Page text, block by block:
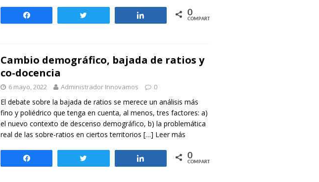
Compartir 0
COMPARTIR
Cambio demográfico, bajada de ratios y
co-docencia
6 mayo, 2022 Administrador Innovamos 0
El debate sobre la bajada de ratios se merece un análisis más
fino y poliédrico que tenga en cuenta, al menos, tres factores: a)
el nuevo contexto de descenso demográfico, b) la problemática
real de las sobre-ratios en ciertos territorios […] Leer más
Compartir 0
COMPARTIR